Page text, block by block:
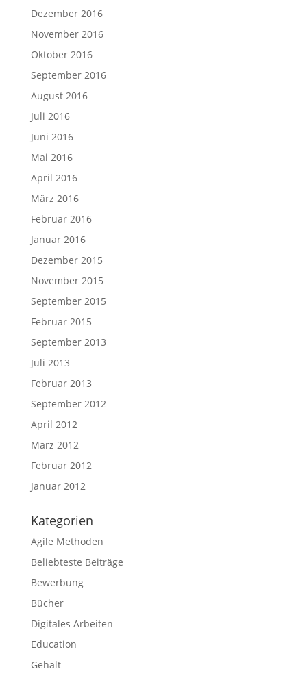
Dezember 2016
November 2016
Oktober 2016
September 2016
August 2016
Juli 2016
Juni 2016
Mai 2016
April 2016
März 2016
Februar 2016
Januar 2016
Dezember 2015
November 2015
September 2015
Februar 2015
September 2013
Juli 2013
Februar 2013
September 2012
April 2012
März 2012
Februar 2012
Januar 2012
Kategorien
Agile Methoden
Beliebteste Beiträge
Bewerbung
Bücher
Digitales Arbeiten
Education
Gehalt